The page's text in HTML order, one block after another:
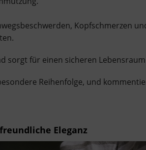
Kopfschmerzen
sorgt für einen sicheren
Reihenfolge, und
Eleganz